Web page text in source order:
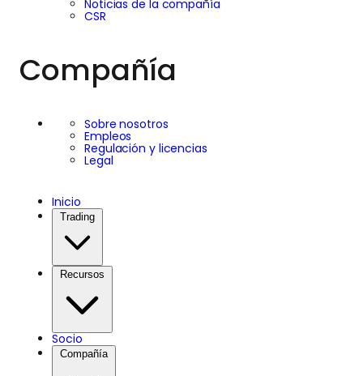
Noticias de la compañía
CSR
Compañía
Sobre nosotros
Empleos
Regulación y licencias
Legal
Inicio
Trading
Recursos
Socio
Compañía